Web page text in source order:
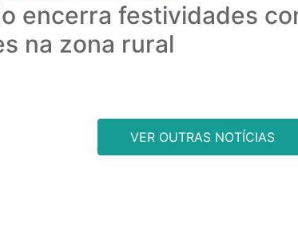
encerra festividades
na zona rural
VER OUTRAS NOTÍCIAS